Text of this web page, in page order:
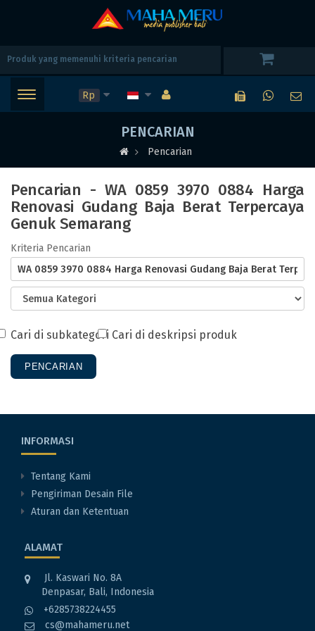
Rp
PENCARIAN
Pencarian
Pencarian - WA 0859 3970 0884 Harga
Renovasi Gudang Baja Berat Terpercaya
Genuk Semarang
Kriteria Pencarian
Cari di subkategori Cari di deskripsi produk
INFORMASI
Tentang Kami
Pengiriman Desain File
Aturan dan Ketentuan
ALAMAT
Jl. Kaswari No. 8A
Denpasar, Bali, Indonesia
+6285738224455
cs@mahameru.net